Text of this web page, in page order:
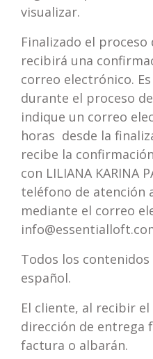
visualizar.
Finalizado el
recibirá una
correo electrónico.
durante el proceso
indique un correo
horas desde la
recibe la
con LILIANA KARINA
teléfono de atención
mediante el correo
Todos los
español.
El cliente, al recibir
dirección de entrega
factura o albarán.